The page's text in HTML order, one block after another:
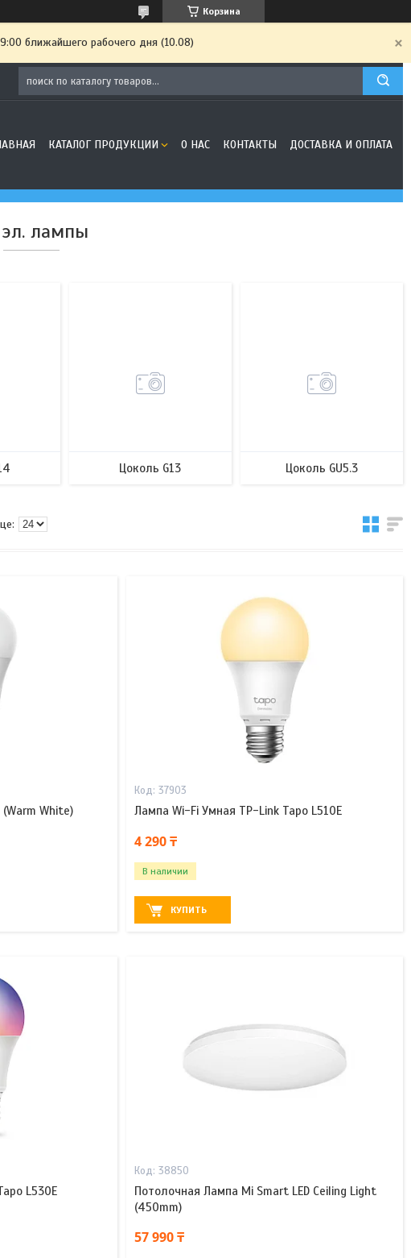
Корзина
ближайшего рабочего дня (10.08)
КАТАЛОГ ПРОДУКЦИИ О НАС КОНТАКТЫ ДОСТАВКА И ОПЛАТА
лампы
1
Цоколь G13
3
Цоколь GU5.3
White)
37903
Лампа Wi-Fi Умная TP-Link Tapo L510E
4 290 ₸
В наличии
КУПИТЬ
L530E
38850
Потолочная Лампа Mi Smart LED Ceiling Light
(450mm)
57 990 ₸